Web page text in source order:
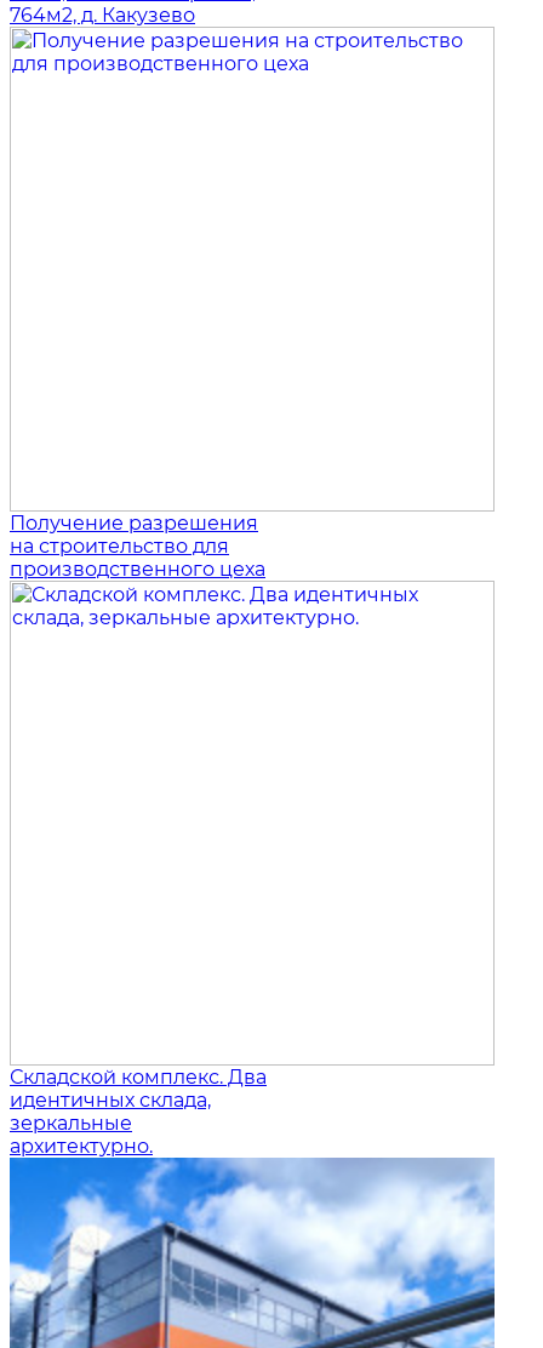
764м2, д. Какузево
Получение разрешения
на строительство для
производственного цеха
Складской комплекс. Два
идентичных склада,
зеркальные
архитектурно.